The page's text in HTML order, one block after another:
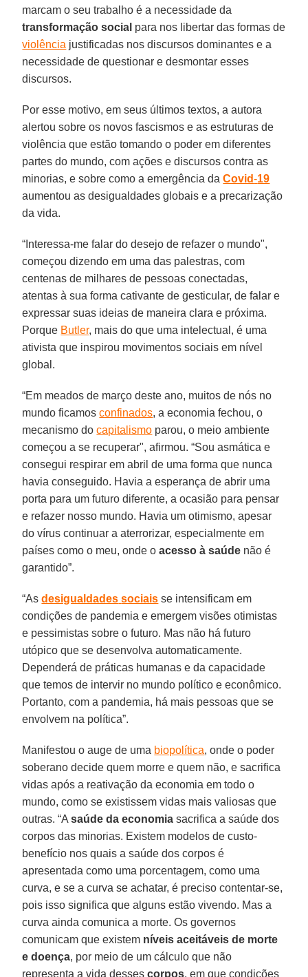
marcam o seu trabalho é a necessidade da
transformação social para nos libertar das formas de
violência justificadas nos discursos dominantes e a
necessidade de questionar e desmontar esses
discursos.
Por esse motivo, em seus últimos textos, a autora
alertou sobre os novos fascismos e as estruturas de
violência que estão tomando o poder em diferentes
partes do mundo, com ações e discursos contra as
minorias, e sobre como a emergência daCovid-19
aumentou as desigualdades globais e a precarização
da vida.
“Interessa-me falar do desejo de refazer o mundo",
começou dizendo em uma das palestras, com
centenas de milhares de pessoas conectadas,
atentas à sua forma cativante de gesticular, de falar e
expressar suas ideias de maneira clara e próxima.
Porque Butler, mais do que uma intelectual, é uma
ativista que inspirou movimentos sociais em nível
global.
“Em meados de março deste ano, muitos de nós no
mundo ficamosconfinados, a economia fechou, o
mecanismo docapitalismo parou, o meio ambiente
começou a se recuperar", afirmou. “Sou asmática e
consegui respirar em abril de uma forma que nunca
havia conseguido. Havia a esperança de abrir uma
porta para um futuro diferente, a ocasião para pensar
e refazer nosso mundo. Havia um otimismo, apesar
do vírus continuar a aterrorizar, especialmente em
países como o meu, onde oacesso à saúde não é
garantido”.
“Asdesigualdades sociais se intensificam em
condições de pandemia e emergem visões otimistas
e pessimistas sobre o futuro. Mas não há futuro
utópico que se desenvolva automaticamente.
Dependerá de práticas humanas e da capacidade
que temos de intervir no mundo político e econômico.
Portanto, com a pandemia, há mais pessoas que se
envolvem na política”.
Manifestou o auge de uma biopolítica, onde o poder
soberano decide quem morre e quem não, e sacrifica
vidas após a reativação da economia em todo o
mundo, como se existissem vidas mais valiosas que
outras. “Asaúde da economia sacrifica a saúde dos
corpos das minorias. Existem modelos de custo-
benefício nos quais a saúde dos corpos é
apresentada como uma porcentagem, como uma
curva, e se a curva se achatar, é preciso contentar-se,
pois isso significa que alguns estão vivendo. Mas a
curva ainda comunica a morte. Os governos
comunicam que existem níveis aceitáveis de morte
e doença, por meio de um cálculo que não
representa a vida dessescorpos, em que condições